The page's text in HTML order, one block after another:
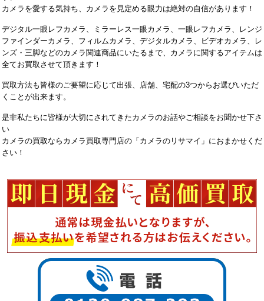
カメラを愛する気持ち、カメラを見定める眼力は絶対の自信があります！
デジタル一眼レフカメラ、ミラーレス一眼カメラ、一眼レフカメラ、レンジ
ファインダーカメラ、フィルムカメラ、デジタルカメラ、ビデオカメラ、レ
ンズ・三脚などのカメラ関連商品にいたるまで、カメラに関するアイテムは
全てお買取させて頂きます！
買取方法も皆様のご要望に応じて出張、店舗、宅配の3つからお選びいただ
くことが出来ます。
是非私たちに皆様が大切にされてきたカメラのお話やご相談をお聞かせ下さ
い
カメラの買取ならカメラ買取専門店の「カメラのリサマイ」におまかせくだ
さい！